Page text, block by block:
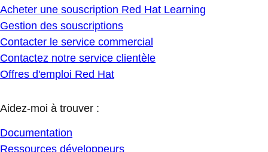
Acheter une souscription Red Hat Learning
Gestion des souscriptions
Contacter le service commercial
Contactez notre service clientèle
Offres d'emploi Red Hat
Aidez-moi à trouver :
Documentation
Ressources développeurs